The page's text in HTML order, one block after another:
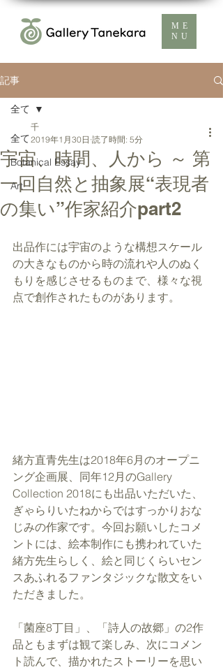
ME
NU
記事
全て
Botanical Essay
Art
全て
宇宙、時間、人から ～ 第
一回自然と抽象展“表現者
の集い”作家紹介part2
千
2019年1月30日 読了時間: 5分
出品作には宇宙のような構想スケール
の大きなものから時の流れや人のぬく
もりを感じさせるものまで、様々な視
点で創作されたものがあります。
緒方直青先生は2018年6月のオープニ
ング企画展、同年12月のGallery
Collection 2018にも出品いただいた、
ぎゃらりいたねからではすっかりおな
じみの作家です。今回お願いしたコメ
ントには、絵本制作にも携われていた
緒方先生らしく、絵と同じくらいセン
スあふれるファンタジックな散文をい
ただきました。
「菌座8丁目」、「詩人の故郷」の2作
品ともまずは観て楽しみ、次にコメン
ト読んで、描かれたストーリーを思い